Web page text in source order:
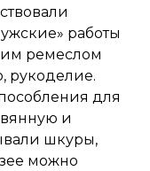
работы
ремеслом
рукоделие.
для
и
шкуры,
можно